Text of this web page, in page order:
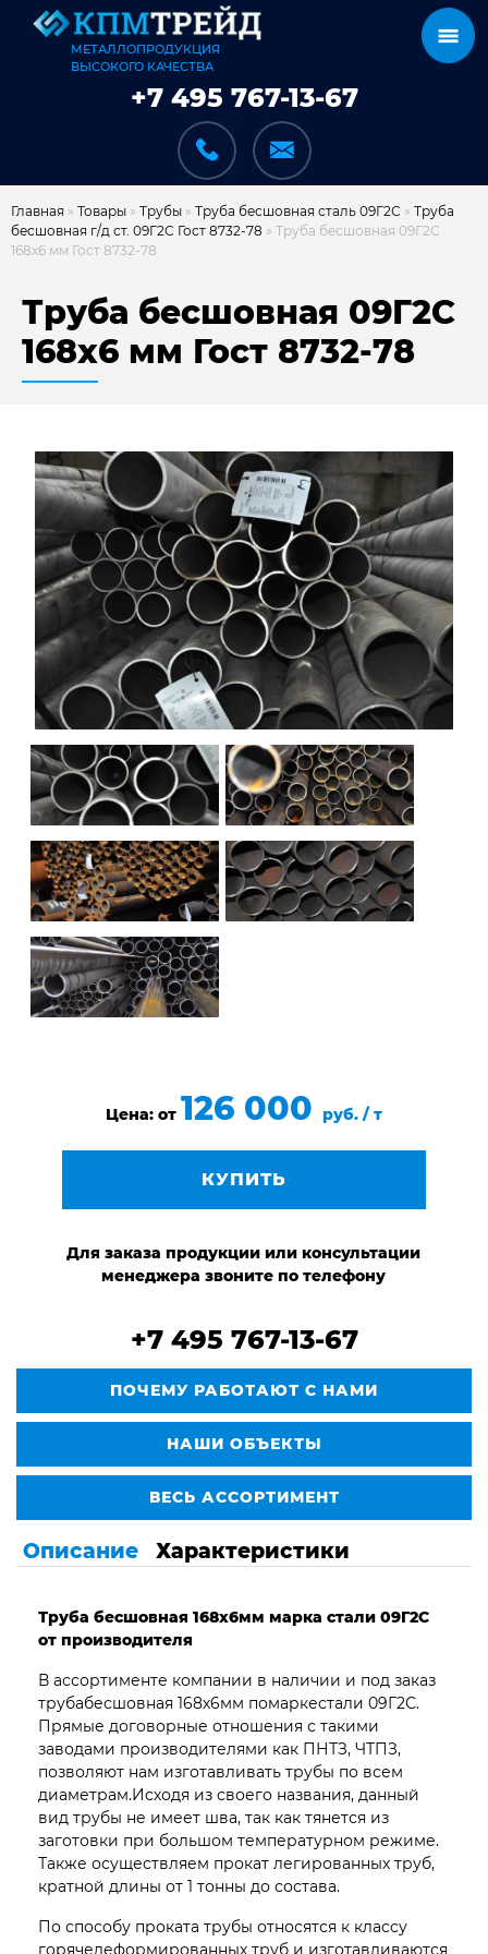
МЕТАЛЛОПРОДУКЦИЯ
ВЫСОКОГО КАЧЕСТВА
+7 495 767-13-67
ДОСТАВКА И ОПЛАТА
НАШИ ОБЪЕКТЫ
ОТЗЫВЫ
О НАС
БЛОГ
КОНТАКТЫ
Главная » Товары » Трубы » Труба бесшовная сталь 09Г2С » Труба
бесшовная г/д ст. 09Г2С Гост 8732-78 » Труба бесшовная 09Г2С
168х6 мм Гост 8732-78
Труба бесшовная 09Г2С
168х6 мм Гост 8732-78
Цена: от 126 000 руб. / т
КУПИТЬ
Для заказа продукции или консультации
менеджера звоните по телефону
+7 495 767-13-67
ПОЧЕМУ РАБОТАЮТ С НАМИ
НАШИ ОБЪЕКТЫ
ВЕСЬ АССОРТИМЕНТ
Описание Характеристики
Труба бесшовная 168х6мм марка стали 09Г2С
от производителя
В ассортименте компании в наличии и под заказ
трубабесшовная 168х6мм помаркестали 09Г2С.
Прямые договорные отношения с такими
заводами производителями как ПНТЗ, ЧТПЗ,
позволяют нам изготавливать трубы по всем
диаметрам.Исходя из своего названия, данный
вид трубы не имеет шва, так как тянется из
заготовки при большом температурном режиме.
Также осуществляем прокат легированных труб,
кратной длины от 1 тонны до состава.
По способу проката трубы относятся к классу
горячедеформированных труб и изготавливаются